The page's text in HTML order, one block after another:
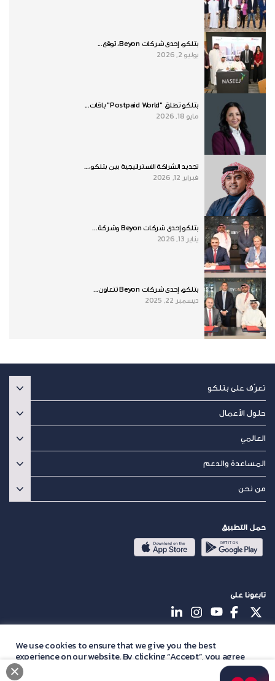
بتلكو، إحدى شركات Beyon، توقع...
يوليو 2, 2026
بتلكو تطلق "Postpaid World" باقات...
مايو 18, 2026
تجديد الشراكة الاستراتيجية بين بتلكو،...
فبراير 12, 2026
بتلكو إحدى شركات Beyon وشركة...
يناير 13, 2026
بتلكو، إحدى شركات Beyon تتعاون...
ديسمبر 22, 2025
تعرّف على بتلكو
حلول الأعمال
العالمي
المساعدة والدعم
من نحن
حمل التطبيق
تابعونا على
English
We use cookies to ensure that we give you the best
experience on our website. By clicking “Accept”, you agree
with our